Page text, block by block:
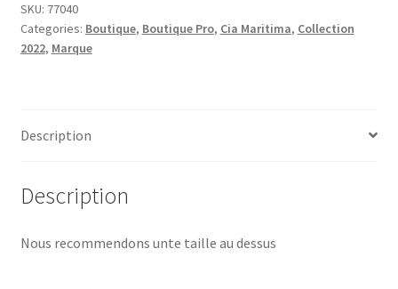
SKU: 77040
Categories: Boutique, Boutique Pro, Cia Maritima, Collection
2022, Marque
Description
Description
Nous recommendons unte taille au dessus